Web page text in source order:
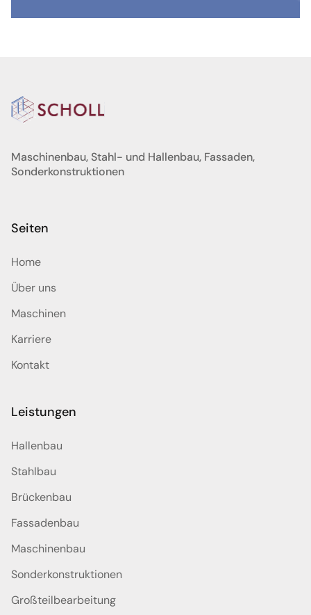
Maschinenbau, Stahl- und Hallenbau, Fassaden,
Sonderkonstruktionen
Seiten
Home
Über uns
Maschinen
Karriere
Kontakt
Leistungen
Hallenbau
Stahlbau
Brückenbau
Fassadenbau
Maschinenbau
Sonderkonstruktionen
Großteilbearbeitung